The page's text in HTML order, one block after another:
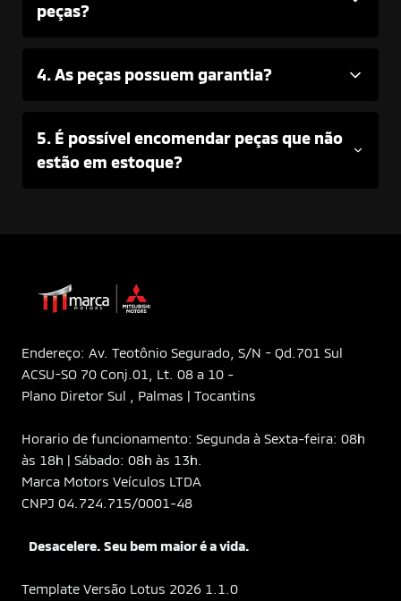
peças?
4. As peças possuem garantia?
5. É possível encomendar peças que não
estão em estoque?
Endereço: Av. Teotônio Segurado, S/N - Qd.701 Sul
ACSU-SO 70 Conj.01, Lt. 08 a 10 -
Plano Diretor Sul , Palmas | Tocantins
Horario de funcionamento: Segunda à Sexta-feira: 08h
às 18h | Sábado: 08h às 13h.
Marca Motors Veículos LTDA
CNPJ 04.724.715/0001-48
Desacelere. Seu bem maior é a vida.
Template Versão Lotus 2026 1.1.0